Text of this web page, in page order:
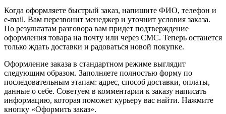
Когда оформляете быстрый заказ, напишите ФИО, телефон и
e-mail. Вам перезвонит менеджер и уточнит условия заказа.
По результатам разговора вам придет подтверждение
оформления товара на почту или через СМС. Теперь останется
только ждать доставки и радоваться новой покупке.
Оформление заказа в стандартном режиме выглядит
следующим образом. Заполняете полностью форму по
последовательным этапам: адрес, способ доставки, оплаты,
данные о себе. Советуем в комментарии к заказу написать
информацию, которая поможет курьеру вас найти. Нажмите
кнопку «Оформить заказ».